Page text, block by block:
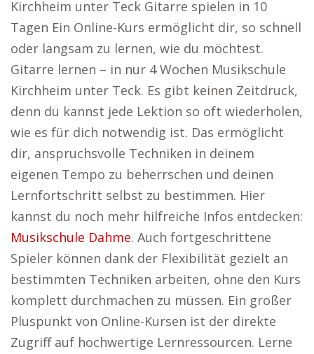
Kirchheim unter Teck Gitarre spielen in 10
Tagen Ein Online-Kurs ermöglicht dir, so schnell
oder langsam zu lernen, wie du möchtest.
Gitarre lernen – in nur 4 Wochen Musikschule
Kirchheim unter Teck. Es gibt keinen Zeitdruck,
denn du kannst jede Lektion so oft wiederholen,
wie es für dich notwendig ist. Das ermöglicht
dir, anspruchsvolle Techniken in deinem
eigenen Tempo zu beherrschen und deinen
Lernfortschritt selbst zu bestimmen. Hier
kannst du noch mehr hilfreiche Infos entdecken:
Musikschule Dahme. Auch fortgeschrittene
Spieler können dank der Flexibilität gezielt an
bestimmten Techniken arbeiten, ohne den Kurs
komplett durchmachen zu müssen. Ein großer
Pluspunkt von Online-Kursen ist der direkte
Zugriff auf hochwertige Lernressourcen. Lerne